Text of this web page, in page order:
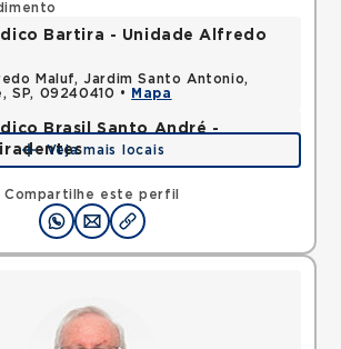
Compartilhe este perfil
Bartira - Unidade Alfredo
Maluf, Jardim Santo Antonio,
SP, 09240410 •
Mapa
Brasil Santo André -
Vila Dora, Santo Andre, SP,
Mapa
Veja mais locais